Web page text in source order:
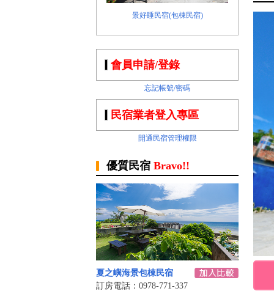
景好睡民宿(包棟民宿)
會員申請/登錄
忘記帳號/密碼
民宿業者登入專區
開通民宿管理權限
優質民宿 Bravo!!
夏之嶼海景包棟民宿
訂房電話：0978-771-337